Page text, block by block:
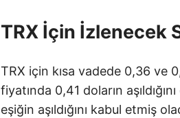
TRX İçin İzlenecek
TRX için kısa vadede 0,36 ve
fiyatında 0,41 doların
eşiğin aşıldığını kabul etmiş